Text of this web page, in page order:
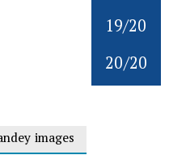
19/20
20/20
images